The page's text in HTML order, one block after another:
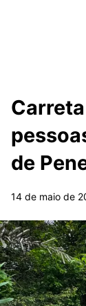
de
14 de maio de